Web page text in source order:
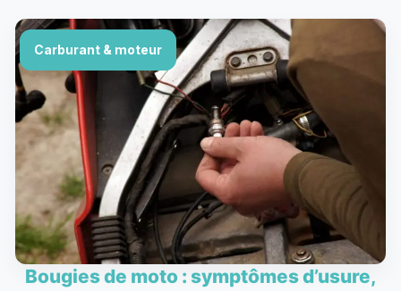
Carburant & moteur
Bougies de moto : symptômes d’usure,